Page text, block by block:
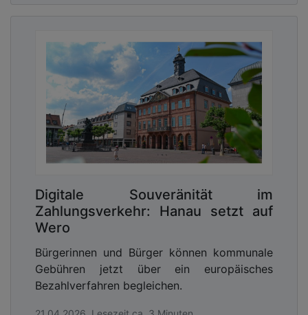
Auf der Darksite können anschießend laufend
aktuelle Informationen zur Krise und zur
Krisenbewältigung veröffentlicht werden sowie
Kontaktadressen für Betroffene, Medien und
Partner.
der Krise für die Redaktion der Darksite
verantwortlich ist. Die verantwortliche
Redaktionsleitung sollte Teil des KKN sein. Die
Ergonomie der Darksite muss im Vorfeld getestet
und auf Performanz optimiert werden. Es geht
nicht um grafische Qualität, sondern um
Schnelligkeit, Bedienbarkeit und Verständlichkeit
Digitale Souveränität im
Zahlungsverkehr: Hanau setzt auf
Wero
Bürgerinnen und Bürger können kommunale
Gebühren jetzt über ein europäisches
Bezahlverfahren begleichen.